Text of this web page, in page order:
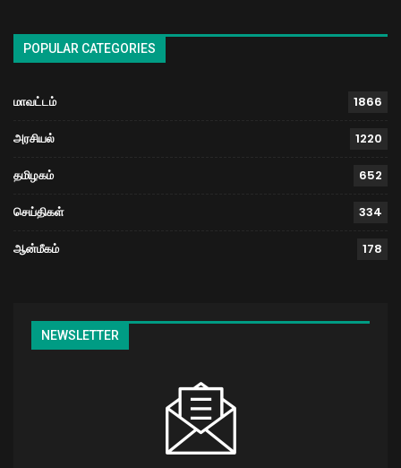
POPULAR CATEGORIES
மாவட்டம் 1866
அரசியல் 1220
தமிழகம் 652
செய்திகள் 334
ஆன்மீகம் 178
NEWSLETTER